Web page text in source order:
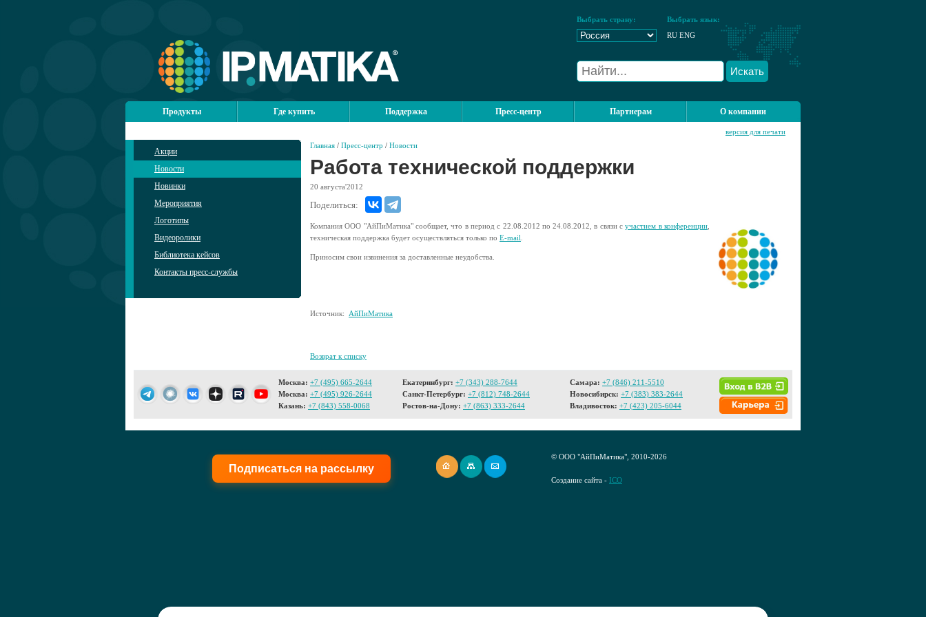
Выбрать страну:
Выбрать язык:
RU ENG
Искать
Продукты Где купить Поддержка Пресс-центр Партнерам О компании
Акции
Новости
Новинки
Мероприятия
Логотипы
Видеоролики
Библиотека кейсов
Контакты пресс-службы
Главная / Пресс-центр / Новости
версия для печати
Работа технической поддержки
20 августа'2012
Поделиться:
Компания ООО "АйПиМатика" сообщает, что в период с 22.08.2012 по 24.08.2012, в связи сучастием в конференции
техническая поддержка будет осуществляться только по E-mail
Приносим свои извинения за доставленные неудобства.
Источник: АйПиМатика
Возврат к списку
Москва: +7 (495) 665-2644
Москва: +7 (495) 926-2644
Казань: +7 (843) 558-0068
Екатеринбург: +7 (343) 288-7644
Санкт-Петербург: +7 (812) 748-2644
Ростов-на-Дону: +7 (863) 333-2644
Самара: +7 (846) 211-5510
Новосибирск: +7 (383) 383-2644
Владивосток: +7 (423) 205-6044
Подписаться на рассылку
© ООО "АйПиМатика", 2010-2026
Создание сайта - ICO